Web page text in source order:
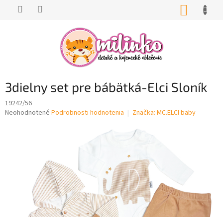
3dielny set pre bábätká-Elci Sloník
19242/56
Priemerné
hviezdičiek.
Neohodnotené Podrobnosti hodnotenia Značka: MC.ELCI baby